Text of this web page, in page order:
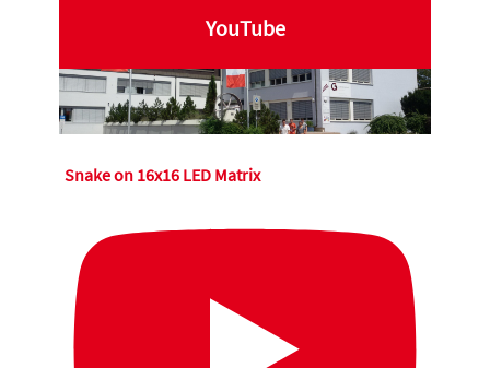
YouTube
Snake on 16x16 LED Matrix